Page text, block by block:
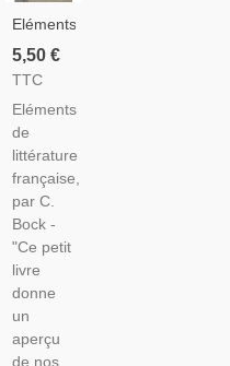
Eléments
De
Littérature
Bock,
1932 -
Manuels
De
Français
5,50 €
TTC
Eléments
de
littérature
française,
par C.
Bock -
"Ce petit
livre
donne
un
aperçu
de nos